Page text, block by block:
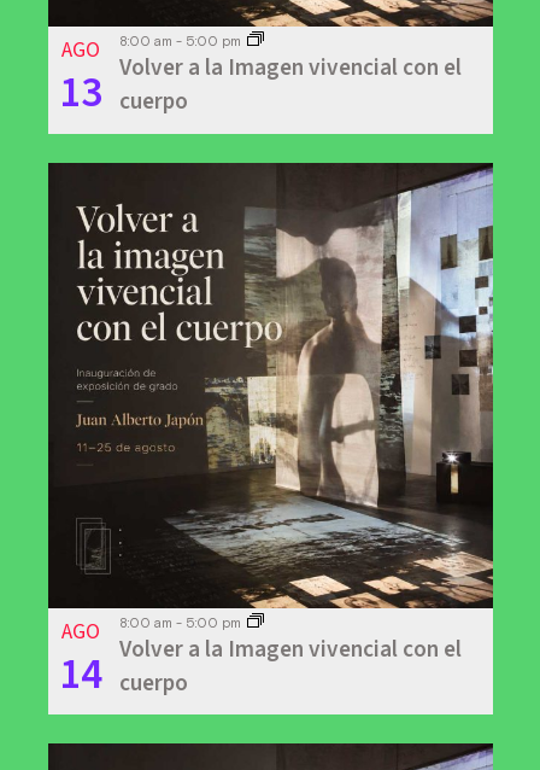
AGO
13
8:00 am - 5:00 pm
Volver a la Imagen vivencial con el
cuerpo
AGO
14
8:00 am - 5:00 pm
Volver a la Imagen vivencial con el
cuerpo